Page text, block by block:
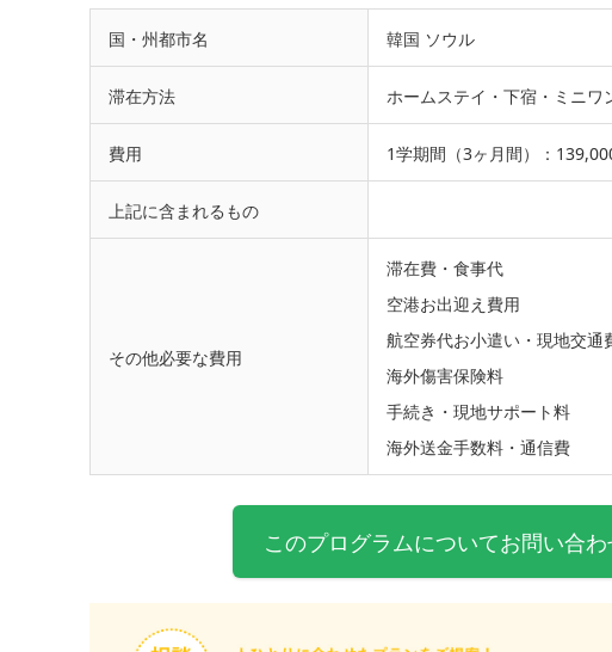
国・州都市名 韓国 ソウル
滞在方法 ホームステイ・下宿・ミニワ
費用 1学期間（3ヶ月間）：
上記に含まれるもの
その他必要な費用
滞在費・食事代
空港お出迎え費用
航空券代お小遣い・現地交通
海外傷害保険料
手続き・現地サポート料
海外送金手数料・通信費
このプログラムについてお問い合わ